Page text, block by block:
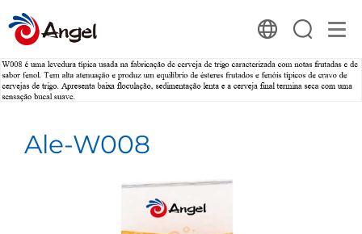
Ale-W008